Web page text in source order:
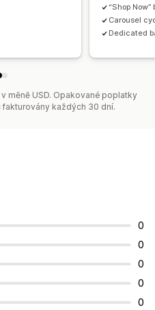
“Shop
Carousel
Dedicated
měně USD. Opakované poplatky
každých 30 dní.
0
0
0
0
0